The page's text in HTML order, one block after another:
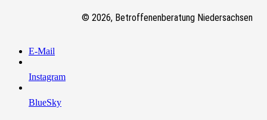
© 2026, Betroffenenberatung Niedersachsen
E-Mail
Instagram
BlueSky